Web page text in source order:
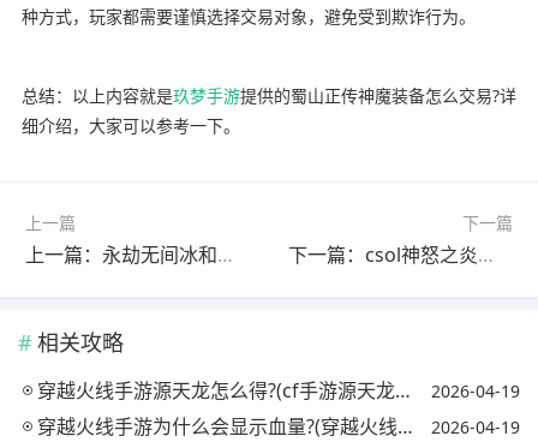
种方式，玩家都需要谨慎选择交易对象，避免受到欺诈行为。
总结：以上内容就是玖梦手游提供的蜀山正传神魔装备怎么交易?详
细介绍，大家可以参考一下。
上一篇
上一篇：永劫无间冰和电哪个厉害?(永劫无间冰剑)
下一篇
下一篇：csol神怒之炎能秒杀僵尸吗?(csol神怒之炎升级版)
相关攻略
穿越火线手游源天龙怎么得?(cf手游源天龙怎么获得) 2026-04-19
穿越火线手游为什么会显示血量?(穿越火线手机版显示的血量怎么开) 2026-04-19